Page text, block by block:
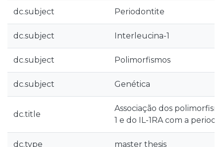
dc.subject Periodontite
dc.subject Interleucina-1
dc.subject Polimorfismos
dc.subject Genética
dc.title
Associação dos
1 e do IL-1RA com a
dc.type master thesis